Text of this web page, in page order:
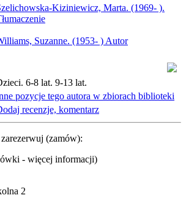
Kiziniewicz, Marta. (1969- ).
Suzanne. (1953- ) Autor
6-8 lat. 9-13 lat.
pozycje tego autora w zbiorach biblioteki
recenzje, komentarz
(zamów):
- więcej informacji)
2